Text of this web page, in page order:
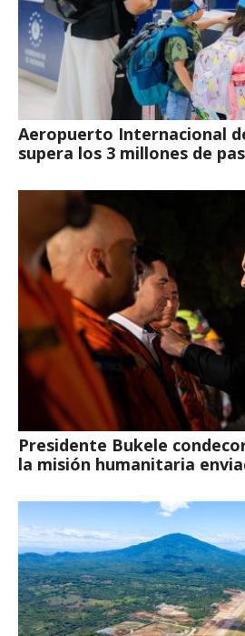
Aeropuerto Internacional
supera los 3 millones de
Presidente Bukele
la misión humanitaria